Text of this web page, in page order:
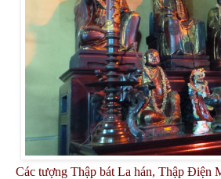
Các tượng Thập bát La hán, Thập Điện